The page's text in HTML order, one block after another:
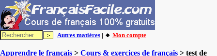
Autres matières | 🔸 Mon compte
Apprendre le français > Cours & exercices de français > test de